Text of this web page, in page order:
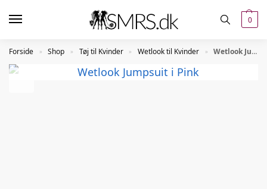
0
Forside » Shop » Tøj til Kvinder » Wetlook til Kvinder » Wetlook Jumpsuit i Pink